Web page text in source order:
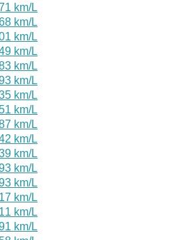
km/L
km/L
km/L
km/L
km/L
km/L
km/L
km/L
km/L
km/L
km/L
km/L
km/L
km/L
km/L
km/L